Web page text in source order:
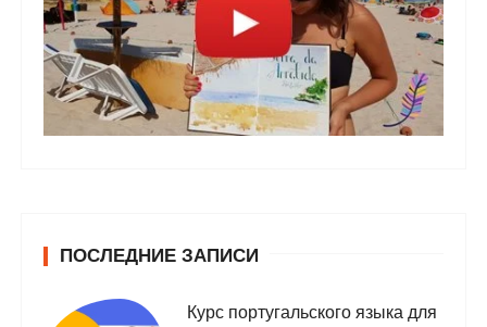
ПОСЛЕДНИЕ ЗАПИСИ
Курс португальского языка для